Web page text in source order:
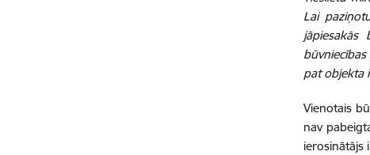
Lai
jāpiesakās
pat objekta
Vienotais
nav
ierosinātājs